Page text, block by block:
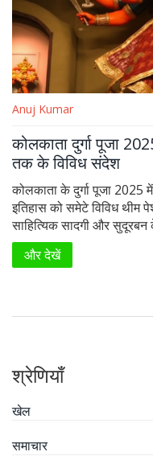
Anuj Kumar
कोलकाता दुर्गा पूजा
तक के विविध संदेश
कोलकाता के दुर्गा पूजा 2025
इतिहास को समेटे विविध थीम
साहित्यिक सादगी और
कला‑समाजी पहचान दे रहे हैं।
और देखें
श्रेणियाँ
खेल
समाचार